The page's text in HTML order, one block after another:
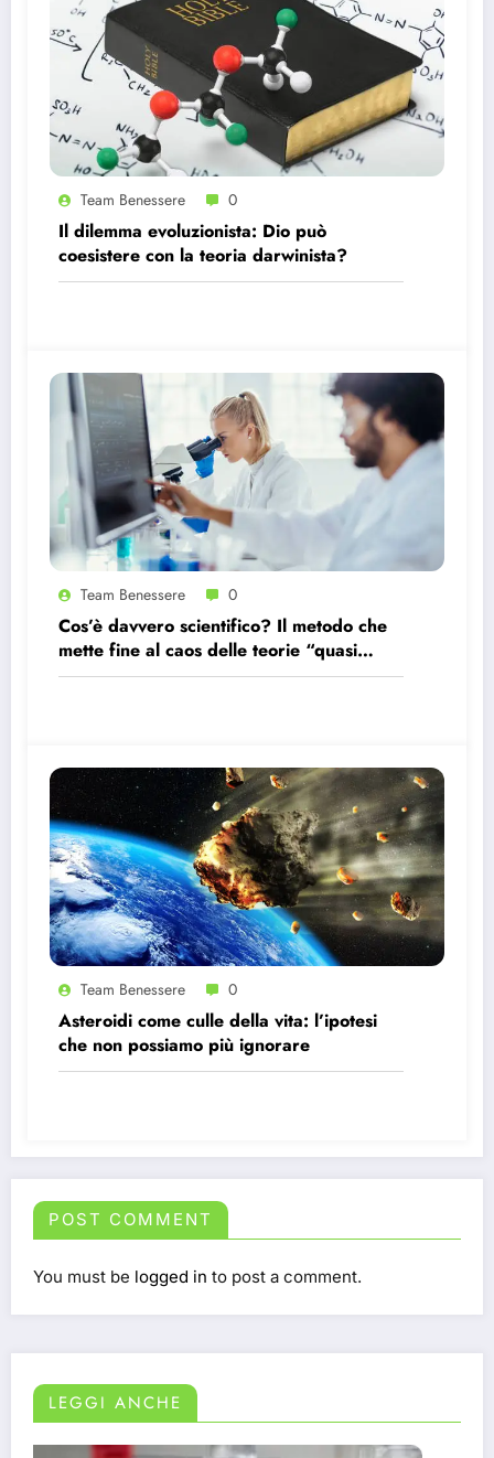
Team Benessere 0
Il dilemma evoluzionista: Dio può
coesistere con la teoria darwinista?
Team Benessere 0
Cos’è davvero scientifico? Il metodo che
mette fine al caos delle teorie “quasi
scientifiche”
Team Benessere 0
Asteroidi come culle della vita: l’ipotesi
che non possiamo più ignorare
POST COMMENT
You must be logged in to post a comment.
LEGGI ANCHE